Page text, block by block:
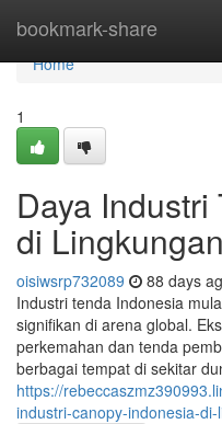
bookmark-share
Home
Home
1
Daya
di
oisiwsrp732089 88 days
Industri tenda Indonesia
signifikan di arena global.
perkemahan dan tenda
berbagai tempat di sekitar
https://
industri-canopy-indonesia-